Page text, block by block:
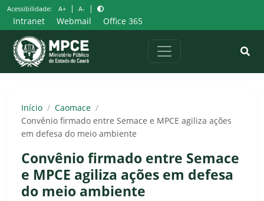
Pular
para
o
conteúdo
Acessibilidade: A+ | A- |
Intranet Webmail Office 365
Início / Caomace /
Convênio firmado entre Semace e MPCE agiliza ações
em defesa do meio ambiente
Convênio firmado entre Semace
e MPCE agiliza ações em defesa
do meio ambiente